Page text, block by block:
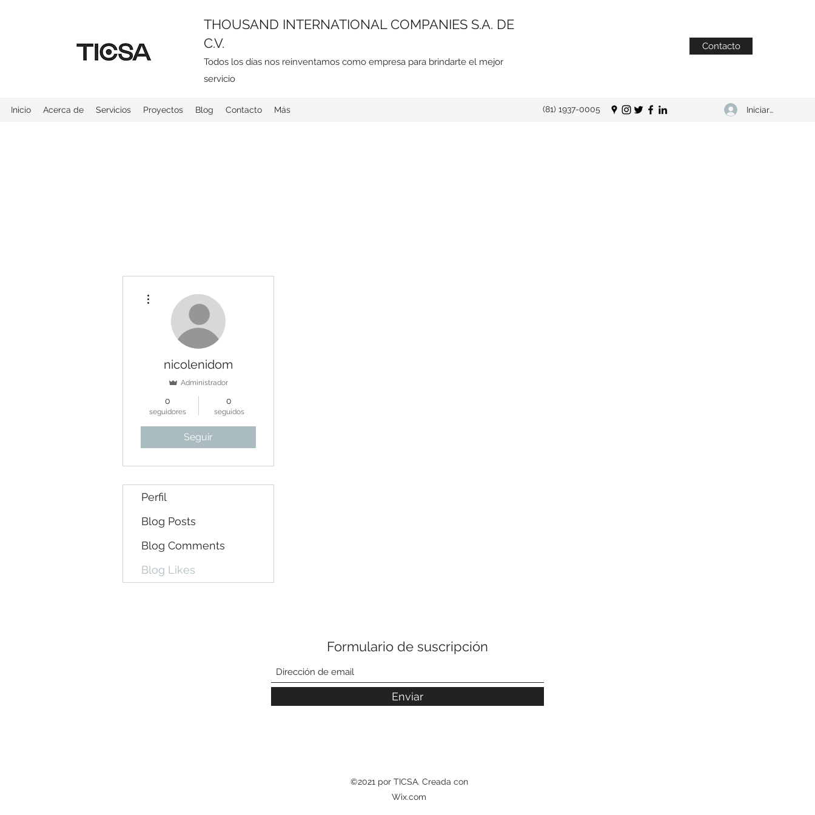
THOUSAND INTERNATIONAL COMPANIES S.A. DE
C.V.
Todos los días nos reinventamos como empresa para brindarte el mejor
servicio
Contacto
Inicio Acerca de Servicios Proyectos Blog Contacto Más (81) 1937-0005 Iniciar sesión
nicolenidom
Administrador
0
seguidores
0
seguidos
Seguir
Perfil
Blog Posts
Blog Comments
Blog Likes
Formulario de suscripción
Enviar
©2021 por TICSA. Creada con
Wix.com